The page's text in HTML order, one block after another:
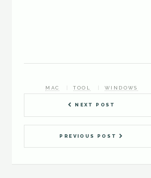
NEXT POST
PREVIOUS POST
MAC TOOL WINDOWS